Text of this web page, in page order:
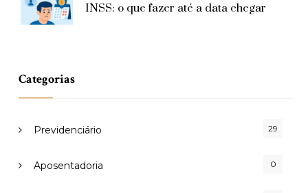
INSS: o que fazer até a data chegar
Categorias
Previdenciário 29
Aposentadoria 0